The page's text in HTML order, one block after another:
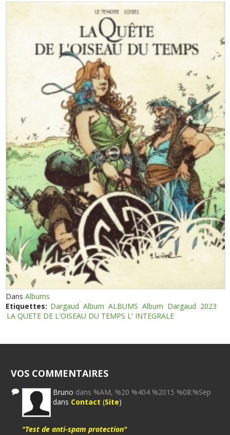
DansAlbums
Etiquettes: Dargaud Album ALBUMS Album Dargaud 2023
LA QUETE DE L'OISEAU DU TEMPS L' INTEGRALE
VOS COMMENTAIRES
Bruno dans %AM, %20 %404 %2015 %08:%Sep
dans Contact (Site)
"Test de anti-spam protection"